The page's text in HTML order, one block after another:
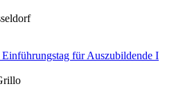
für Auszubildende I